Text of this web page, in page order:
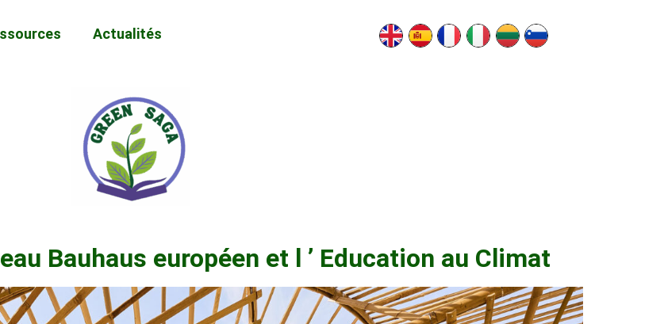
Actualités
Bauhaus européen et l ’ Education au Climat